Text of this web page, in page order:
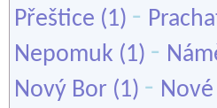
Přeštice (1) -
Nepomuk (1) -
Nový Bor (1) -